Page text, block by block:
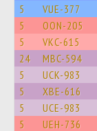
5 VUE-377
5 OON-205
5 VKC-615
24 MBC-594
5 UCK-983
5 XBE-616
5 UCE-983
5 UEH-736